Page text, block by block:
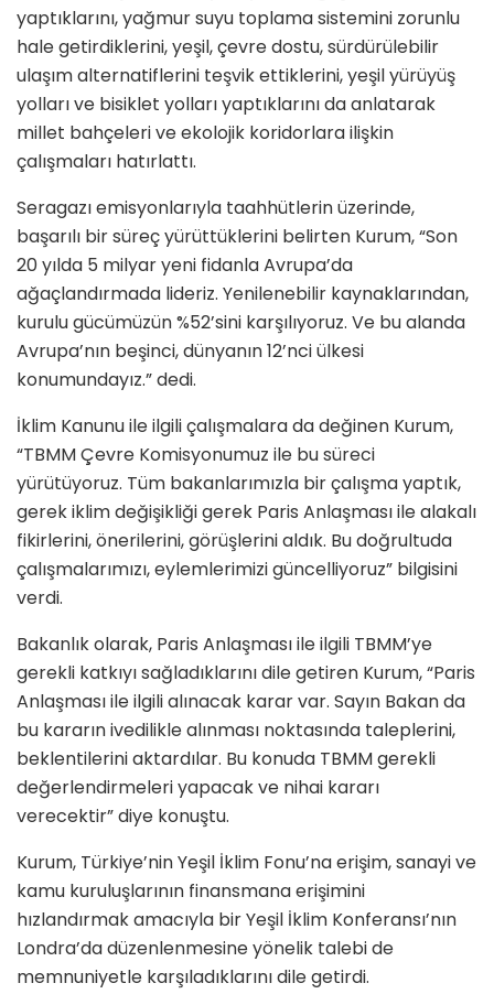
yaptıklarını, yağmur suyu toplama sistemini zorunlu
hale getirdiklerini, yeşil, çevre dostu, sürdürülebilir
ulaşım alternatiflerini teşvik ettiklerini, yeşil yürüyüş
yolları ve bisiklet yolları yaptıklarını da anlatarak
millet bahçeleri ve ekolojik koridorlara ilişkin
çalışmaları hatırlattı.
Seragazı emisyonlarıyla taahhütlerin üzerinde,
başarılı bir süreç yürüttüklerini belirten Kurum, “Son
20 yılda 5 milyar yeni fidanla Avrupa’da
ağaçlandırmada lideriz. Yenilenebilir kaynaklarından,
kurulu gücümüzün %52’sini karşılıyoruz. Ve bu alanda
Avrupa’nın beşinci, dünyanın 12’nci ülkesi
konumundayız.” dedi.
İklim Kanunu ile ilgili çalışmalara da değinen Kurum,
“TBMM Çevre Komisyonumuz ile bu süreci
yürütüyoruz. Tüm bakanlarımızla bir çalışma yaptık,
gerek iklim değişikliği gerek Paris Anlaşması ile alakalı
fikirlerini, önerilerini, görüşlerini aldık. Bu doğrultuda
çalışmalarımızı, eylemlerimizi güncelliyoruz” bilgisini
verdi.
Bakanlık olarak, Paris Anlaşması ile ilgili TBMM’ye
gerekli katkıyı sağladıklarını dile getiren Kurum, “Paris
Anlaşması ile ilgili alınacak karar var. Sayın Bakan da
bu kararın ivedilikle alınması noktasında taleplerini,
beklentilerini aktardılar. Bu konuda TBMM gerekli
değerlendirmeleri yapacak ve nihai kararı
verecektir” diye konuştu.
Kurum, Türkiye’nin Yeşil İklim Fonu’na erişim, sanayi ve
kamu kuruluşlarının finansmana erişimini
hızlandırmak amacıyla bir Yeşil İklim Konferansı’nın
Londra’da düzenlenmesine yönelik talebi de
memnuniyetle karşıladıklarını dile getirdi.